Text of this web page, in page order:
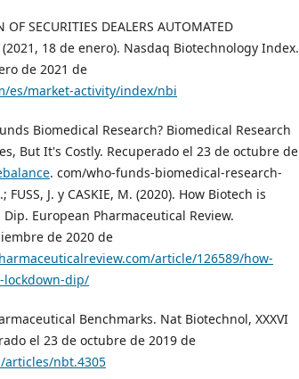
SECURITIES DEALERS AUTOMATED
(2021, 18 de enero). Nasdaq Biotechnology Index.
de 2021 de
es/market-activity/index/nbi
Biomedical Research? Biomedical Research
But It's Costly. Recuperado el 23 de octubre de
. com/who-funds-biomedical-research-
FUSS, J. y CASKIE, M. (2020). How Biotech is
European Pharmaceutical Review.
de 2020 de
article/126589/how-
lockdown-dip/
Benchmarks. Nat Biotechnol, XXXVI
el 23 de octubre de 2019 de
articles/nbt.4305